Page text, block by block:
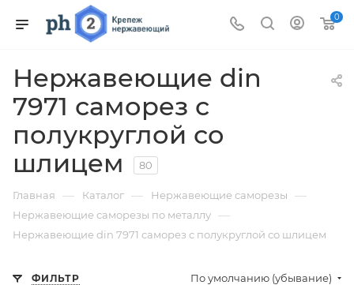
0
Нержавеющие din
7971 саморез с
полукруглой со
шлицем
80
Главная — Каталог — Нержавеющие саморезы —
Нержавеющие саморезы по металлу —
Нержавеющие din 7971 саморез с полукруглой со шлицем
ФИЛЬТР По умолчанию (убывание)